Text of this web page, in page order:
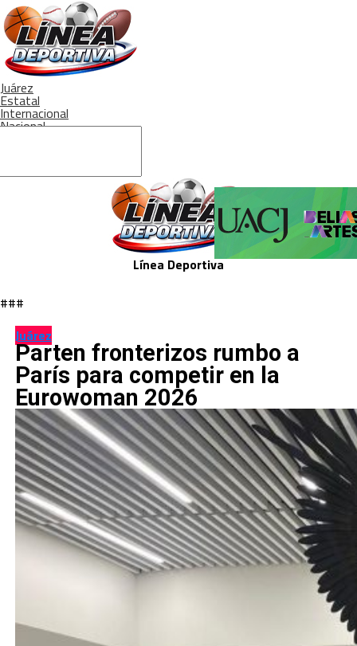
Juárez
Estatal
Internacional
Nacional
Línea Deportiva
###
Juárez
Parten fronterizos rumbo a
París para competir en la
Eurowoman 2026